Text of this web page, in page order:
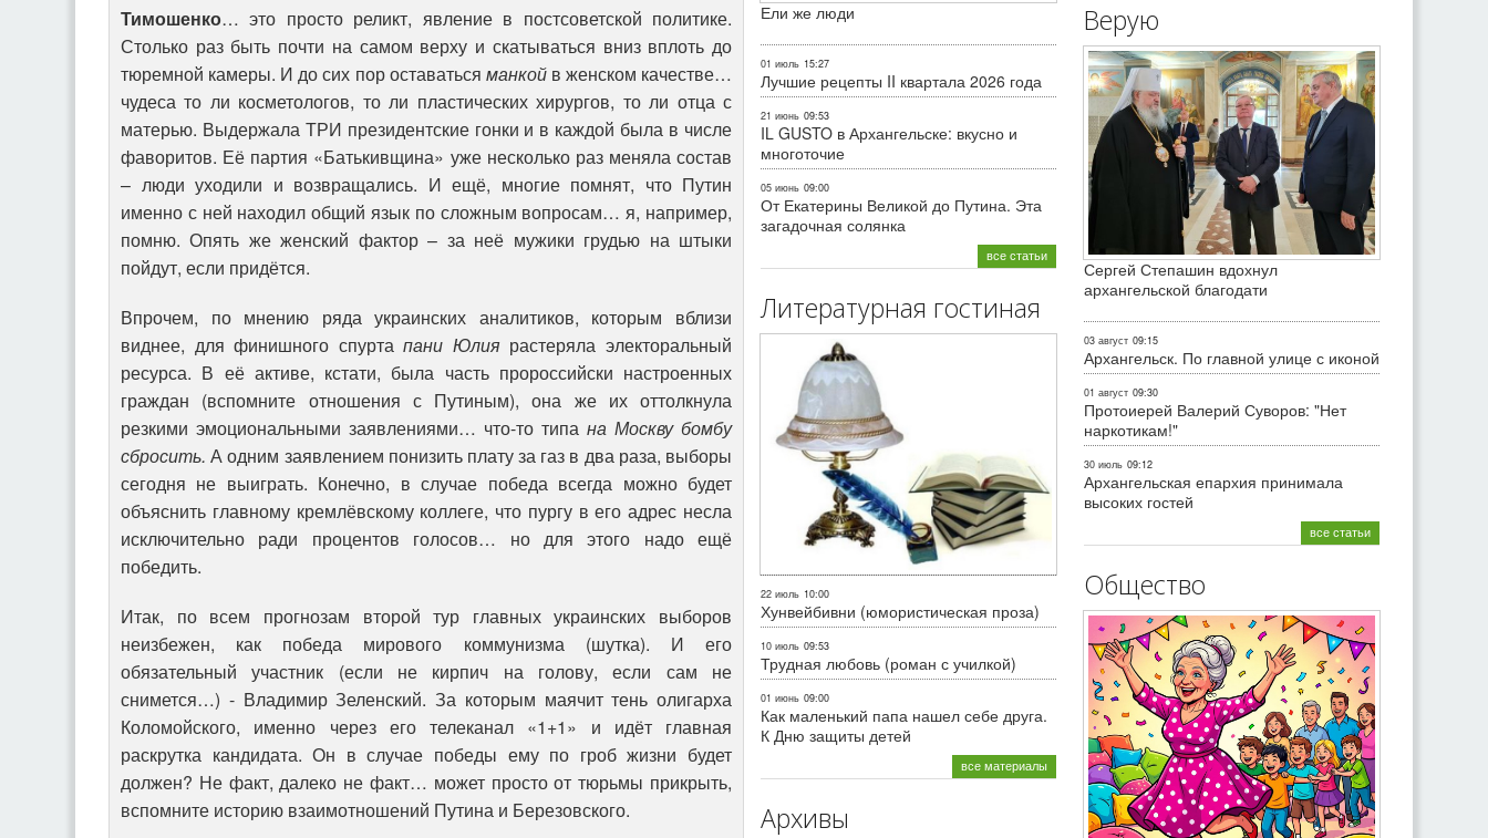
Тимошенко… это просто реликт, явление в постсоветской политике.
Столько раз быть почти на самом верху и скатываться вниз вплоть до
тюремной камеры. И до сих пор оставаться манкойв женском качестве…
чудеса то ли косметологов, то ли пластических хирургов, то ли отца с
матерью. Выдержала ТРИ президентские гонки и в каждой была в числе
фаворитов. Её партия «Батькивщина» уже несколько раз меняла состав
– люди уходили и возвращались. И ещё, многие помнят, что Путин
именно с ней находил общий язык по сложным вопросам… я, например,
помню. Опять же женский фактор – за неё мужики грудью на штыки
пойдут, если придётся.
Впрочем, по мнению ряда украинских аналитиков, которым вблизи
виднее, для финишного спуртапани Юлиярастеряла электоральный
ресурса. В её активе, кстати, была часть пророссийски настроенных
граждан (вспомните отношения с Путиным), она же их оттолкнула
резкими эмоциональными заявлениями… что-то типа на Москву бомбу
сбросить. А одним заявлением понизить плату за газ в два раза, выборы
сегодня не выиграть. Конечно, в случае победа всегда можно будет
объяснить главному кремлёвскому коллеге, что пургу в его адрес несла
исключительно ради процентов голосов… но для этого надо ещё
победить.
Итак, по всем прогнозам второй тур главных украинских выборов
неизбежен, как победа мирового коммунизма (шутка). И его
обязательный участник (если не кирпич на голову, если сам не
снимется…) - Владимир Зеленский. За которым маячит тень олигарха
Коломойского, именно через его телеканал «1+1» и идёт главная
раскрутка кандидата. Он в случае победы ему по гроб жизни будет
должен? Не факт, далеко не факт… может просто от тюрьмы прикрыть,
вспомните историю взаимотношений Путина и Березовского.
Ели же люди
01 июль 15:27
Лучшие рецепты II квартала 2026 года
21 июнь 09:53
IL GUSTO в Архангельске: вкусно и
многоточие
05 июнь 09:00
От Екатерины Великой до Путина. Эта
загадочная солянка
все статьи
Литературная гостиная
22 июль 10:00
Хунвейбивни (юмористическая проза)
10 июль 09:53
Трудная любовь (роман с училкой)
01 июнь 09:00
Как маленький папа нашел себе друга.
К Дню защиты детей
все материалы
Архивы
Верую
Сергей Степашин вдохнул
архангельской благодати
03 август 09:15
Архангельск. По главной улице с иконой
01 август 09:30
Протоиерей Валерий Суворов: "Нет
наркотикам!"
30 июль 09:12
Архангельская епархия принимала
высоких гостей
все статьи
Общество